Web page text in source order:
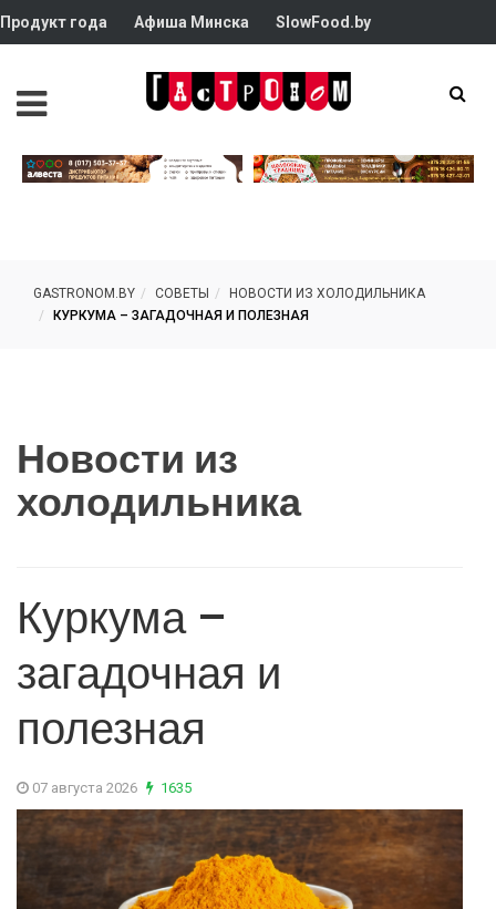
Продукт года Афиша Минска SlowFood.by
GASTRONOM.BY СОВЕТЫ
НОВОСТИ ИЗ ХОЛОДИЛЬНИКА
КУРКУМА – ЗАГАДОЧНАЯ И ПОЛЕЗНАЯ
Новости из
холодильника
Куркума –
загадочная и
полезная
07 августа 2026 1635